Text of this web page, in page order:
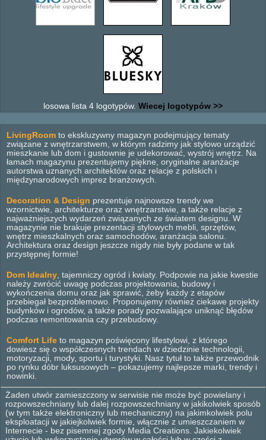
losowa lista 4 logotypów. Wiecej logotypów >>
LivingRoom to ekskluzywny magazyn podejmujący tematy
związane z wnętrzarstwem, w którym radzimy jak stylowo urządzić
mieszkanie lub dom i gustownie je udekorować, wystrój wnętrz. Na
łamach magazynu prezentujemy piękne, oryginalne aranżacje
autorstwa uznanych architektów oraz relacje z polskich i
międzynarodowych imprez branżowych.
Decoration & Design prezentuje najnowsze trendy we
wzornictwie, architekturze oraz wnętrzarstwie, a także relacje z
najważniejszych wydarzeń związanych ze światem designu. W
magazynie nie brakuje prezentacji stylowych mebli, sprzętów,
wnętrz mieszkalnych oraz samochodów, aranżacja salonu.
Architektura oraz design jeszcze nigdy nie były podane w tak
przystępnej formie!
Dom Idealny , tajemniczy ogród i kwiaty. Podpowie na jakie kwestie
należy zwrócić uwagę podczas projektowania, budowy i
wykończenia domu oraz jak sprawić, żeby każdy z etapów
przebiegał bezproblemowo. Proponujemy również ciekawe projekty
budynków i ogrodów, a także porady pozwalające uniknąć błędów
podczas remontowania czy przebudowy.
Comfort Life to magazyn poświęcony lifestylowi, z którego
dowiesz się o współczesnych trendach w dziedzinie technologii,
motoryzacji, mody, sportu i turystyki. Nasz tytuł to także przewodnik
po rynku dóbr luksusowych – pokazujemy najlepsze marki, trendy i
nowinki.
Żaden utwór zamieszczony w serwisie nie może być powielany i
rozpowszechniany lub dalej rozpowszechniany w jakikolwiek sposób
(w tym także elektroniczny lub mechaniczny) na jakimkolwiek polu
eksploatacji w jakiejkolwiek formie, włącznie z umieszczaniem w
Internecie - bez pisemnej zgody Media Creations. Jakiekolwiek